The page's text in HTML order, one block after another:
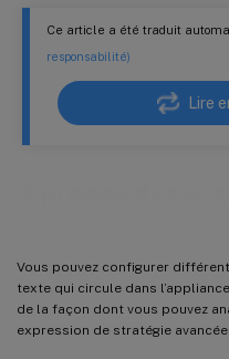
Ce article a été traduit
responsabilité)
Lire
Vous pouvez configurer
texte qui circule dans
de la façon dont vous pouvez
expression de stratégie avancée